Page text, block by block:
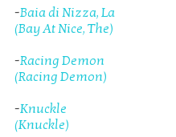
-Baia di Nizza, La
(Bay At Nice, The)
-Racing Demon
(Racing Demon)
-Knuckle
(Knuckle)